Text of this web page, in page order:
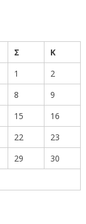
Σ
Κ
1
2
8
9
15
16
22
23
29
30